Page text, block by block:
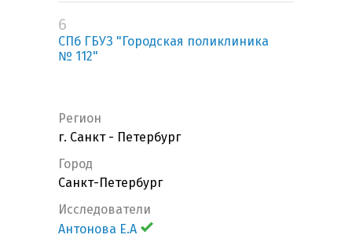
6
СПб ГБУЗ "Городская поликлиника
№ 112"
Регион
г. Санкт - Петербург
Город
Санкт-Петербург
Исследователи
Антонова Е.А